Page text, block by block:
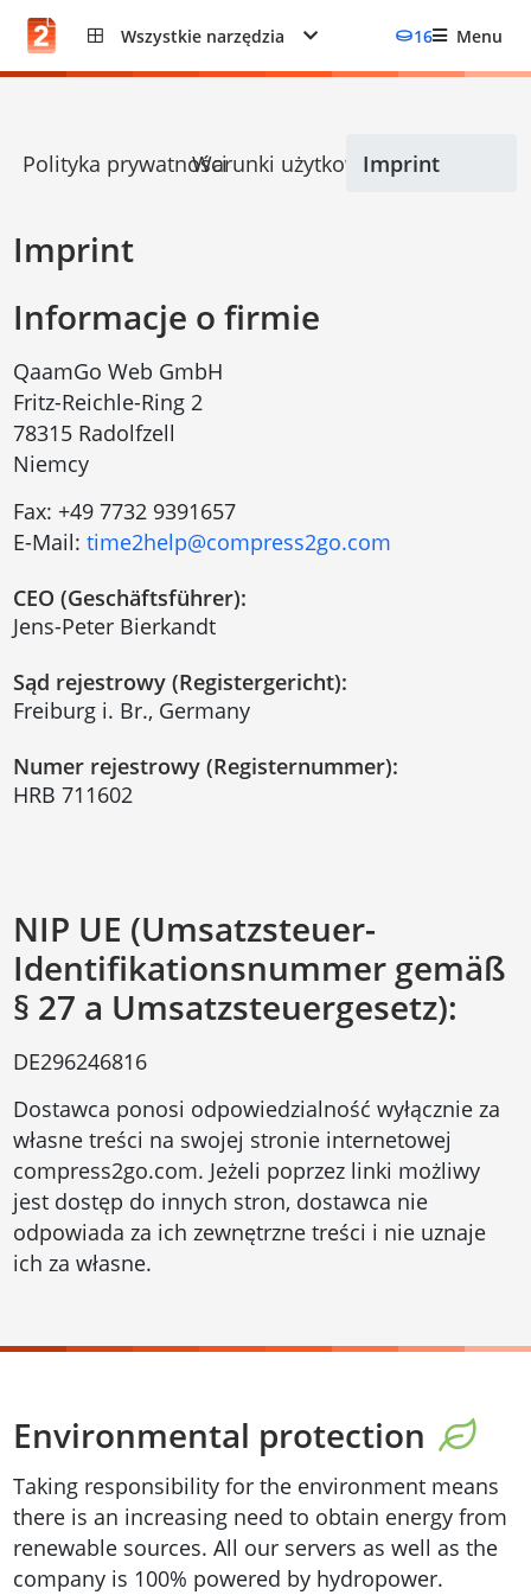
Wszystkie narzędzia 16 Menu
Polityka prywatnościWarunki użytkowania
Imprint
Imprint
Informacje o firmie
QaamGo Web GmbH
Fritz-Reichle-Ring 2
78315 Radolfzell
Niemcy
Fax: +49 7732 9391657
E-Mail: time2help@compress2go.com
CEO (Geschäftsführer):
Jens-Peter Bierkandt
Sąd rejestrowy (Registergericht):
Freiburg i. Br., Germany
Numer rejestrowy (Registernummer):
HRB 711602
NIP UE (Umsatzsteuer-
Identifikationsnummer gemäß
§ 27 a Umsatzsteuergesetz):
DE296246816
Dostawca ponosi odpowiedzialność wyłącznie za
własne treści na swojej stronie internetowej
compress2go.com. Jeżeli poprzez linki możliwy
jest dostęp do innych stron, dostawca nie
odpowiada za ich zewnętrzne treści i nie uznaje
ich za własne.
Environmental protection
Taking responsibility for the environment means
there is an increasing need to obtain energy from
renewable sources. All our servers as well as the
company is 100% powered by hydropower.